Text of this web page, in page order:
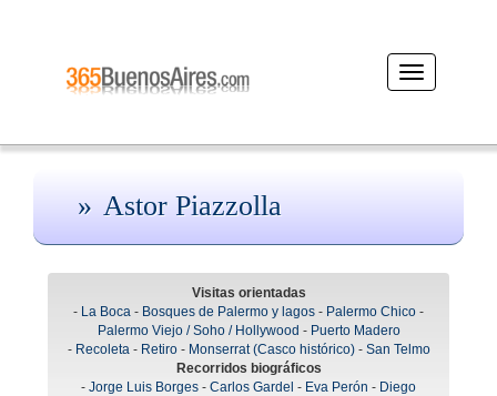
Desplegar
navegación
Astor Piazzolla
Visitas orientadas
- La Boca - Bosques de Palermo y lagos - Palermo Chico -
Palermo Viejo / Soho / Hollywood - Puerto Madero
- Recoleta- Retiro- Monserrat (Casco histórico)- San Telmo
Recorridos biográficos
- Jorge Luis Borges - Carlos Gardel - Eva Perón - Diego